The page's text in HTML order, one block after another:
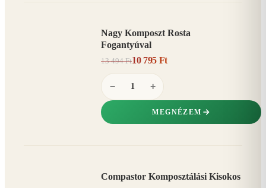
Nagy Komposzt Rosta
Fogantyúval
13 494 Ft10 795 Ft
− +
MEGNÉZEM
Compastor Komposztálási Kisokos